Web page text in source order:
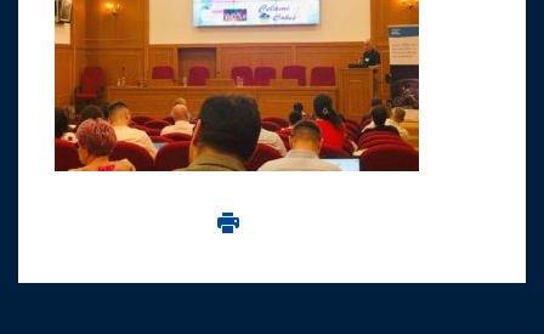
Imprima aceasta pagina